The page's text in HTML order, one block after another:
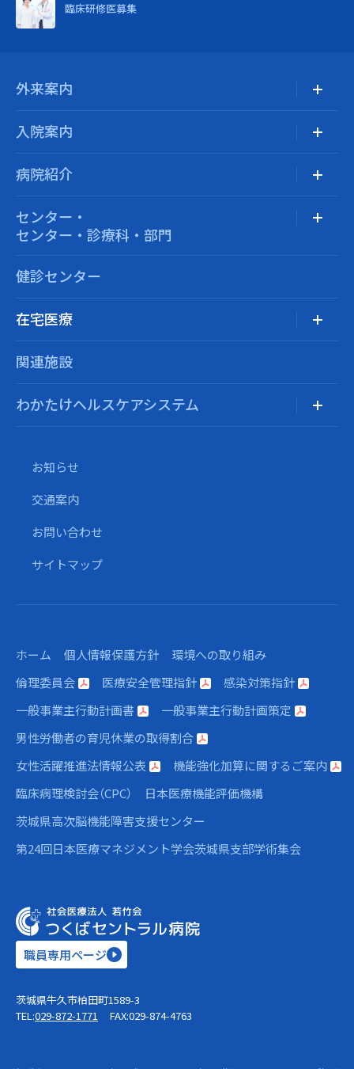
臨床研修医募集
外来案内
入院案内
病院紹介
センター・
センター・診療科・部門
健診センター
在宅医療
関連施設
わかたけヘルスケアシステム
お知らせ
交通案内
お問い合わせ
サイトマップ
ホーム 個人情報保護方針
環境への取り組み
倫理委員会
医療安全管理指針
感染対策指針
一般事業主行動計画書
一般事業主行動計画策定
男性労働者の育児休業の取得割合
女性活躍推進法情報公表
機能強化加算に関するご案内
臨床病理検討会（CPC）
日本医療機能評価機構
茨城県高次脳機能障害支援センター
第24回日本医療マネジメント学会茨城県支部学術集会
職員専用ページ
茨城県牛久市柏田町1589-3
TEL:029-872-1771 FAX:029-874-4763